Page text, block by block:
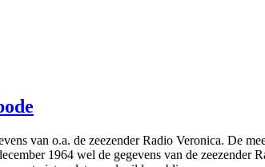
van o.a. de zeezender Radio Veronica. De
1964 wel de gegevens van de